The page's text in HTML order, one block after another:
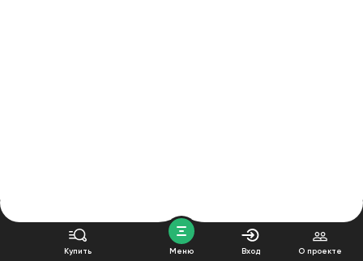
Купить Меню Вход О проекте